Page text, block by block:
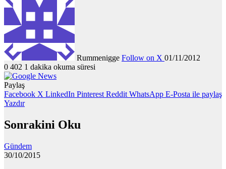
Rummenigge Follow on X 01/11/2012
0 402 1 dakika okuma süresi
Paylaş
Facebook X LinkedIn Pinterest Reddit WhatsApp E-Posta ile paylaş
Yazdır
Sonrakini Oku
Gündem
30/10/2015